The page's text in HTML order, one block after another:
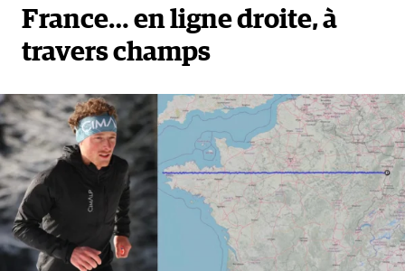
France… en ligne droite, à
travers champs